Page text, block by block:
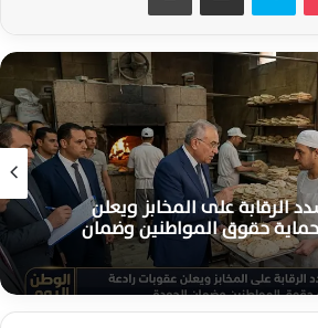
الرقابة على المخابز ويعلن
حقوق المواطنين وضمان